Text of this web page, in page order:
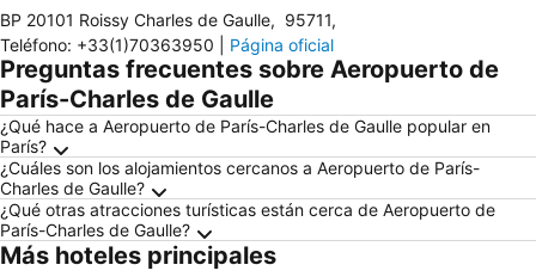
BP 20101 Roissy Charles de Gaulle, 95711,
Teléfono: +33(1)70363950 Página oficial
Preguntas frecuentes sobre Aeropuerto de
París-Charles de Gaulle
¿Qué hace a Aeropuerto de París-Charles de Gaulle popular en
París?
¿Cuáles son los alojamientos cercanos a Aeropuerto de París-
Charles de Gaulle?
¿Qué otras atracciones turísticas están cerca de Aeropuerto de
París-Charles de Gaulle?
Más hoteles principales